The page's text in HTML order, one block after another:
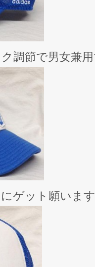
調節で男女兼
ゲット願いま